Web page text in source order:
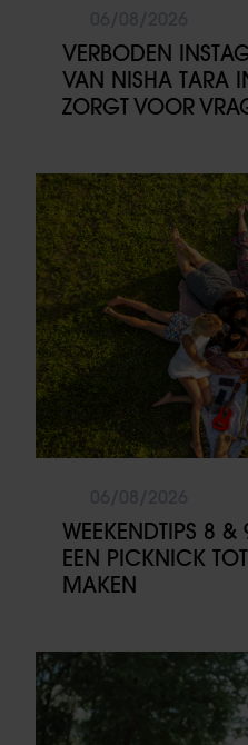
VERBODEN
VAN NISHA TARA
ZORGT VOOR
WEEKENDTIPS 8 &
EEN PICKNICK
MAKEN